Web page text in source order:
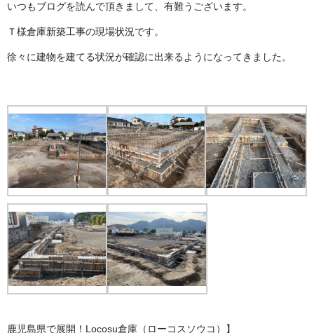
いつもブログを読んで頂きまして、有難うございます。
Ｔ様倉庫新築工事の現場状況です。
徐々に建物を建てる状況が確認に出来るようになってきました。
鹿児島県で展開！Locosu倉庫（ローコスソウコ）】